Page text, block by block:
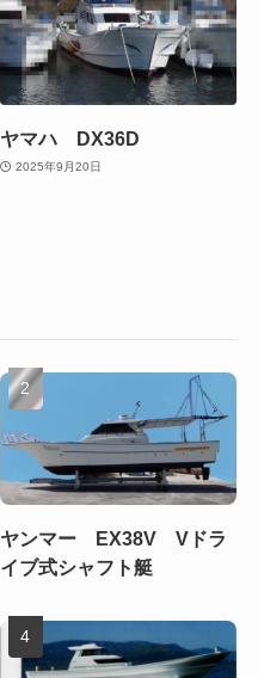
ヤマハ DX36D
2025年9月20日
ヤンマー EX38V Vドラ
イブ式シャフト艇